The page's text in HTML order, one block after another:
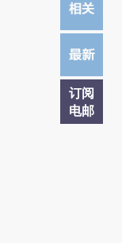
订阅
电邮